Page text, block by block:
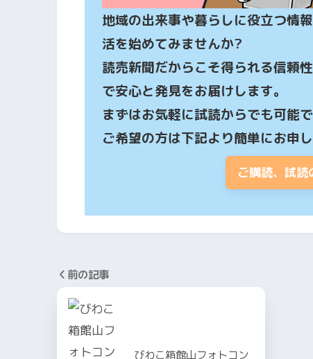
地域の出来事や暮らしに役立つ情
活を始めてみませんか?
読売新聞だからこそ得られる信頼
で安心と発見をお届けします。
まずはお気軽に試読からでも可能で
ご希望の方は下記より簡単にお申
ご購読、試読
前の記事
びわこ箱館山フォトコン